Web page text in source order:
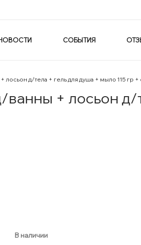
СОБЫТИЯ
лосьон д/тела + гель для душа + мыло 115 гр
+ лосьон
В наличии